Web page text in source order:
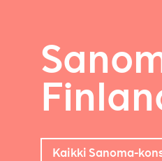
Kaikki Sanoma-